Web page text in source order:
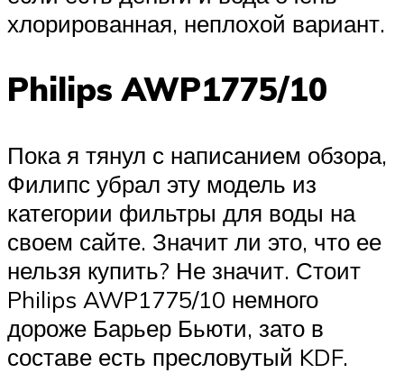
хлорированная, неплохой вариант.
Philips AWP1775/10
Пока я тянул с написанием обзора,
Филипс убрал эту модель из
категории фильтры для воды на
своем сайте. Значит ли это, что ее
нельзя купить? Не значит. Стоит
Philips AWP1775/10 немного
дороже Барьер Бьюти, зато в
составе есть пресловутый KDF.